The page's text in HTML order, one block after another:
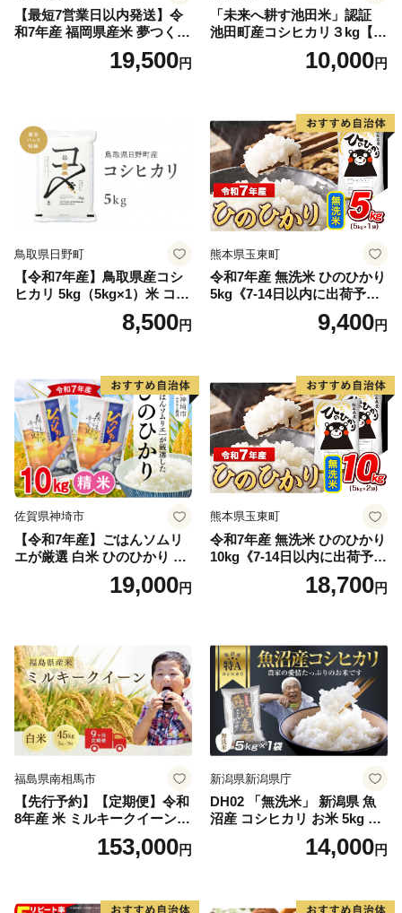
【最短7営業日以内発送】令
和7年産 福岡県産米 夢つくし
15kg 精米 ※北海道・沖縄・
19,500円
「未来へ耕す池田米」認証
池田町産コシヒカリ３kg【お
1人様につき３セットまで】
10,000円
鳥取県日野町
【令和7年産】鳥取県産コシ
ヒカリ 5kg（5kg×1）米 コシ
ヒカリ こしひかり お米 白米
精米 5キロ おこめ こめ コメ
野町産 Elevation
8,500円
熊本県玉東町
令和7年産 無洗米 ひのひかり
5kg《7-14日以内に出荷予定
(土日祝除く)》コメ 米 無洗米
高レビュー｜人気米 熊本県
9,400円
佐賀県神埼市
【令和7年産】ごはんソムリ
エが厳選 白米 ひのひかり 10
米 10kg 5kg×2 ひのひかり ブ
19,000円
熊本県玉東町
令和7年産 無洗米 ひのひかり
10kg《7-14日以内に出荷予定
(土日祝除く)》コメ 米 無洗米
令和7年産 高レビュー｜人気
18,700円
福島県南相馬市
【先行予約】【定期便】令和
8年産 米 ミルキークイーン
白米 45kg (5kg×9回) | ミルキ
ークイーン 米5kg 福島 福島
福島県 南相馬市 cu006-ae
153,000円
新潟県新潟県庁
DH02 「無洗米」 新潟県 魚
沼産 コシヒカリ お米 5kg こ
しひかり 精米 米（お米の美
味しい炊き方ガイド付き）
14,000円